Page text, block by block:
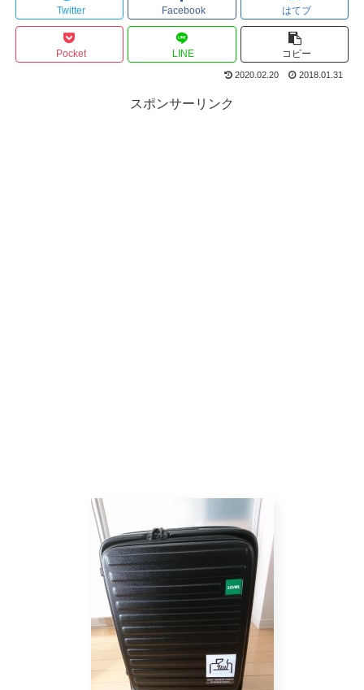
Twitter Facebook はてブ
Pocket LINE コピー
2020.02.20 2018.01.31
スポンサーリンク